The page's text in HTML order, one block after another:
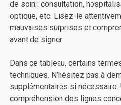
de soin : consultation,
optique, etc. Lisez-le
mauvaises surprises et
avant de signer.
Dans ce tableau, certains
techniques. N’hésitez pas à
supplémentaires si nécessaire.
compréhension des lignes